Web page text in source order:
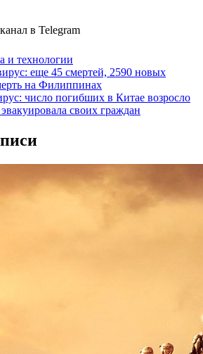
в Telegram
и технологии
еще 45 смертей, 2590 новых
на Филиппинах
число погибших в Китае возросло
своих граждан